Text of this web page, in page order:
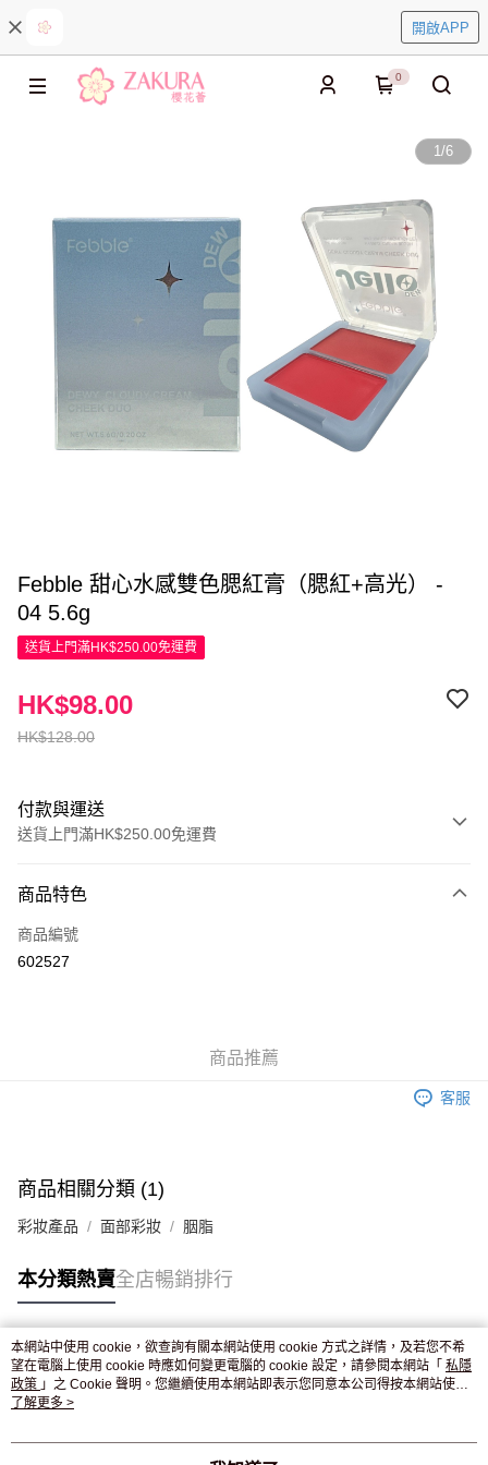
開啟APP
0
1/6
Febble 甜心水感雙色腮紅膏（腮紅+高光） -
04 5.6g
送貨上門滿HK$250.00免運費
HK$128.00
HK$98.00
付款與運送
送貨上門滿HK$250.00免運費
信用卡
Apple Pay
付款後門市自取，訂單確認後2-4個工作天到店，7天內取。逾期後
商品特色
商品編號
602527
商品推薦
客服
商品相關分類 (1)
彩妝產品 面部彩妝 胭脂
本分類熱賣全店暢銷排行
熱門標籤
熱銷排行
本網站中使用 cookie，欲查詢有關本網站使用 cookie 方式之詳情，及若您不希
望在電腦上使用 cookie 時應如何變更電腦的 cookie 設定，請參閱本網站「 私隱
政策 」之 Cookie 聲明。您繼續使用本網站即表示您同意本公司得按本網站使用
條款之 Cookie 聲明使用 cookie。
了解更多 >